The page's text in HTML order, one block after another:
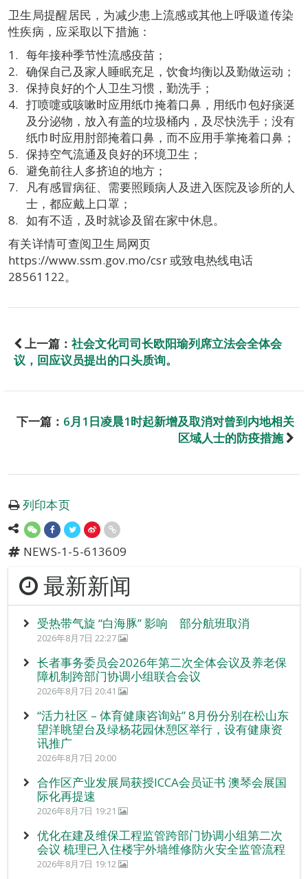
卫生局提醒居民，为减少患上流感或其他上呼吸道传染
性疾病，应采取以下措施：
每年接种季节性流感疫苗；
确保自己及家人睡眠充足，饮食均衡以及勤做运动；
保持良好的个人卫生习惯，勤洗手；
打喷嚏或咳嗽时应用纸巾掩着口鼻，用纸巾包好痰涎
及分泌物，放入有盖的垃圾桶内，及尽快洗手；没有
纸巾时应用肘部掩着口鼻，而不应用手掌掩着口鼻；
保持空气流通及良好的环境卫生；
避免前往人多挤迫的地方；
凡有感冒病征、需要照顾病人及进入医院及诊所的人
士，都应戴上口罩；
如有不适，及时就诊及留在家中休息。
有关详情可查阅卫生局网页
https://www.ssm.gov.mo/csr 或致电热线电话
28561122。
上一篇： 社会文化司司长欧阳瑜列席立法会全体会
议，回应议员提出的口头质询。
下一篇： 6月1日凌晨1时起新增及取消对曾到内地相关
区域人士的防疫措施
列印本页
NEWS-1-5-613609
最新新闻
受热带气旋 “白海豚” 影响 部分航班取消
2026年8月7日 22:27
长者事务委员会2026年第二次全体会议及养老保
障机制跨部门协调小组联合会议
2026年8月7日 20:41
“活力社区 – 体育健康咨询站” 8月份分别在松山东
望洋眺望台及绿杨花园休憩区举行，设有健康资
讯推广
2026年8月7日 20:00
合作区产业发展局获授ICCA会员证书 澳琴会展国
际化再提速
2026年8月7日 19:21
优化在建及维保工程监管跨部门协调小组第二次
会议 梳理已入住楼宇外墙维修防火安全监管流程
2026年8月7日 19:12